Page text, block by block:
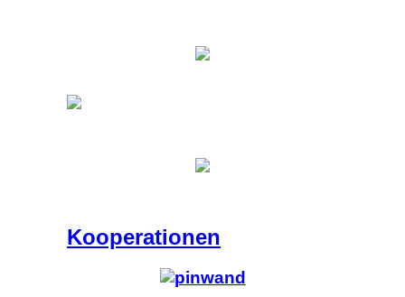
Kooperationen